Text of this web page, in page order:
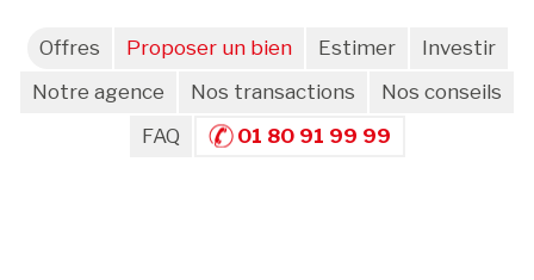
Offres Proposer un bien Estimer
Investir
Notre agence
Nos transactions
Nos conseils
FAQ
01 80 91 99 99